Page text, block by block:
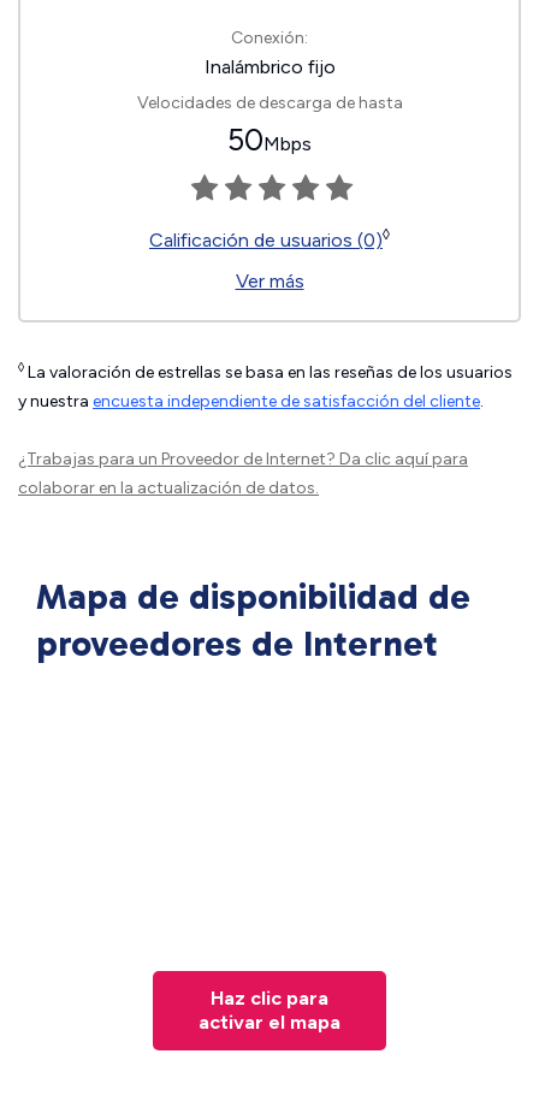
Conexión:
Inalámbrico fijo
Velocidades de descarga de hasta
50Mbps
Calificación de usuarios (0)◊
Ver más
◊ La valoración de estrellas se basa en las reseñas de los usuarios
y nuestra encuesta independiente de satisfacción del cliente.
¿Trabajas para un Proveedor de Internet? Da clic aquípara
colaborar en la actualización de datos.
Mapa de disponibilidad de
proveedores de Internet
Haz clic para
activar el mapa